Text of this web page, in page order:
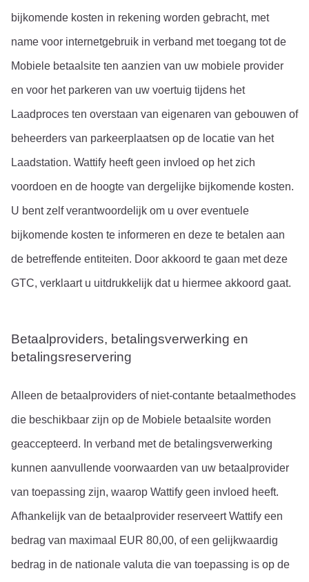
bijkomende kosten in rekening worden gebracht, met
name voor internetgebruik in verband met toegang tot de
Mobiele betaalsite ten aanzien van uw mobiele provider
en voor het parkeren van uw voertuig tijdens het
Laadproces ten overstaan van eigenaren van gebouwen of
beheerders van parkeerplaatsen op de locatie van het
Laadstation. Wattify heeft geen invloed op het zich
voordoen en de hoogte van dergelijke bijkomende kosten.
U bent zelf verantwoordelijk om u over eventuele
bijkomende kosten te informeren en deze te betalen aan
de betreffende entiteiten. Door akkoord te gaan met deze
GTC, verklaart u uitdrukkelijk dat u hiermee akkoord gaat.
Betaalproviders, betalingsverwerking en
betalingsreservering
Alleen de betaalproviders of niet-contante betaalmethodes
die beschikbaar zijn op de Mobiele betaalsite worden
geaccepteerd. In verband met de betalingsverwerking
kunnen aanvullende voorwaarden van uw betaalprovider
van toepassing zijn, waarop Wattify geen invloed heeft.
Afhankelijk van de betaalprovider reserveert Wattify een
bedrag van maximaal EUR 80,00, of een gelijkwaardig
bedrag in de nationale valuta die van toepassing is op de